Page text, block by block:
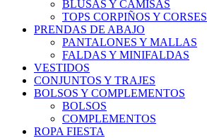
BLUSAS Y CAMISAS
TOPS CORPIÑOS Y CORSES
PRENDAS DE ABAJO
PANTALONES Y MALLAS
FALDAS Y MINIFALDAS
VESTIDOS
CONJUNTOS Y TRAJES
BOLSOS Y COMPLEMENTOS
BOLSOS
COMPLEMENTOS
ROPA FIESTA